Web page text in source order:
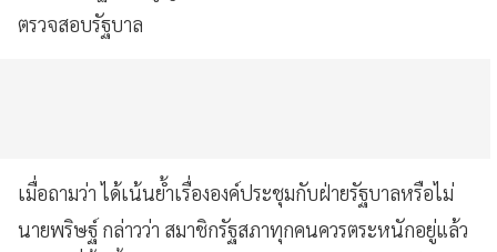
ตรวจสอบรัฐบาล
เมื่อถามว่า ได้เน้นย้ำเรื่ององค์ประชุมกับฝ่ายรัฐบาลหรือไม่
นายพริษฐ์ กล่าวว่า สมาชิกรัฐสภาทุกคนควรตระหนักอยู่แล้ว